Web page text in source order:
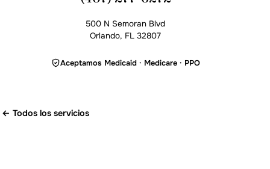
500 N Semoran Blvd
Orlando, FL 32807
Aceptamos Medicaid · Medicare · PPO
← Todos los servicios